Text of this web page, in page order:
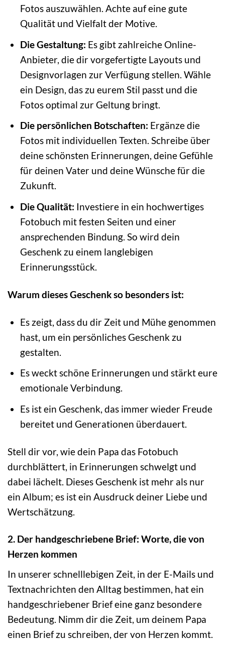
Fotos auszuwählen. Achte auf eine gute
Qualität und Vielfalt der Motive.
Die Gestaltung: Es gibt zahlreiche Online-
Anbieter, die dir vorgefertigte Layouts und
Designvorlagen zur Verfügung stellen. Wähle
ein Design, das zu eurem Stil passt und die
Fotos optimal zur Geltung bringt.
Die persönlichen Botschaften: Ergänze die
Fotos mit individuellen Texten. Schreibe über
deine schönsten Erinnerungen, deine Gefühle
für deinen Vater und deine Wünsche für die
Zukunft.
Die Qualität: Investiere in ein hochwertiges
Fotobuch mit festen Seiten und einer
ansprechenden Bindung. So wird dein
Geschenk zu einem langlebigen
Erinnerungsstück.
Warum dieses Geschenk so besonders ist:
Es zeigt, dass du dir Zeit und Mühe genommen
hast, um ein persönliches Geschenk zu
gestalten.
Es weckt schöne Erinnerungen und stärkt eure
emotionale Verbindung.
Es ist ein Geschenk, das immer wieder Freude
bereitet und Generationen überdauert.
Stell dir vor, wie dein Papa das Fotobuch
durchblättert, in Erinnerungen schwelgt und
dabei lächelt. Dieses Geschenk ist mehr als nur
ein Album; es ist ein Ausdruck deiner Liebe und
Wertschätzung.
2. Der handgeschriebene Brief: Worte, die von
Herzen kommen
In unserer schnelllebigen Zeit, in der E-Mails und
Textnachrichten den Alltag bestimmen, hat ein
handgeschriebener Brief eine ganz besondere
Bedeutung. Nimm dir die Zeit, um deinem Papa
einen Brief zu schreiben, der von Herzen kommt.